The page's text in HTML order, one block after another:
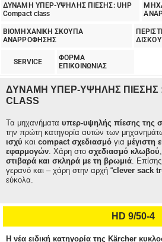
ΔΥΝΑΜΗ ΥΠΕΡ-ΥΨΗΛΗΣ ΠΙΕΣΗΣ: UHP
Compact class
ΒΙΟΜΗΧΑΝΙΚΗ ΣΚΟΥΠΑ
ΑΝΑΡΡΟΦΗΣΗΣ
ΔΙΣΚΟΥ
SERVICE
ΦΟΡΜΑ
ΕΠΙΚΟΙΝΩΝΙΑΣ
ΔΥΝΑΜΗ ΥΠΕΡ-ΥΨΗΛΗΣ ΠΙΕΣΗΣ :
CLASS
Τα μηχανήματα υπερ-υψηλής πίεσης της
την πρώτη κατηγορία αυτών των
ισχύ και compact σχεδιασμό για μέγιστη
εφαρμογών . Χάρη στο σχεδιασμό κλωβού
στιβαρά και σκληρά με τη βρωμιά .
γερανό και – χάρη στην αρχή “clever sack
εύκολα.
HD 9/50-4
Η νέα ειδική κατηγορία της Kärcher